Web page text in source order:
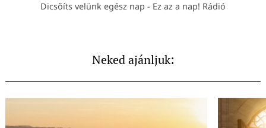
Dicsőíts velünk egész nap - Ez az a nap! Rádió
Neked ajánljuk: